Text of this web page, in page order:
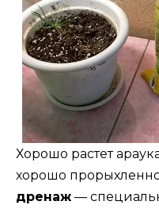
Хорошо растет
хорошо
дренаж —